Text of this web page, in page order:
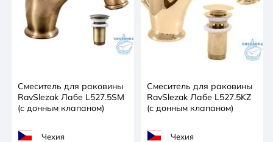
Смеситель для раковины
RavSlezak Лабе L527.5SM
(с донным клапаном)
Чехия
Смеситель для раковины
RavSlezak Лабе L527.5KZ
(с донным клапаном)
Чехия